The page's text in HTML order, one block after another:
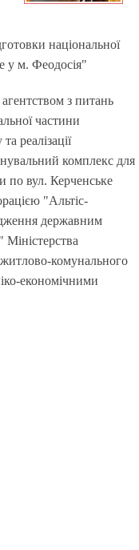
національної
у м. Феодосія"
з питань
частини
реалізації
комплекс для
по вул. Керченське
"Альтіс-
державним
житлово-комунального
економічними